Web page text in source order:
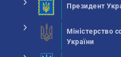
Президент
Міністерство
України